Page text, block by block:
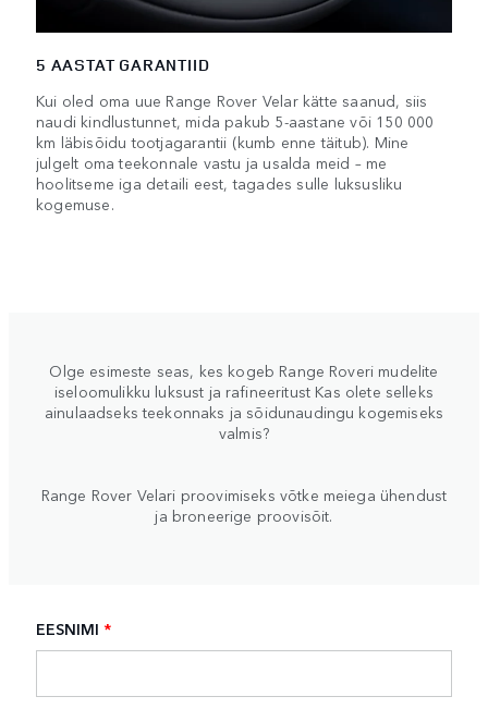
5 AASTAT GARANTIID
Kui oled oma uue Range Rover Velar kätte saanud, siis
naudi kindlustunnet, mida pakub 5-aastane või 150 000
km läbisõidu tootjagarantii (kumb enne täitub). Mine
julgelt oma teekonnale vastu ja usalda meid – me
hoolitseme iga detaili eest, tagades sulle luksusliku
kogemuse.
Olge esimeste seas, kes kogeb Range Roveri mudelite
iseloomulikku luksust ja rafineeritust Kas olete selleks
ainulaadseks teekonnaks ja sõidunaudingu kogemiseks
valmis?
Range Rover Velari proovimiseks võtke meiega ühendust
ja broneerige proovisõit.
EESNIMI *